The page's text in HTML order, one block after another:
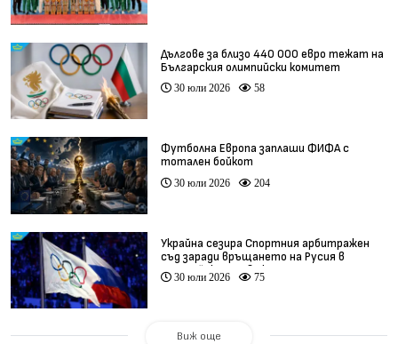
Дългове за близо 440 000 евро тежат на
Българския олимпийски комитет
30 юли 2026 58
Футболна Европа заплаши ФИФА с
тотален бойкот
30 юли 2026 204
Украйна сезира Спортния арбитражен
съд заради връщането на Русия в
олимпийското движение
30 юли 2026 75
Виж още